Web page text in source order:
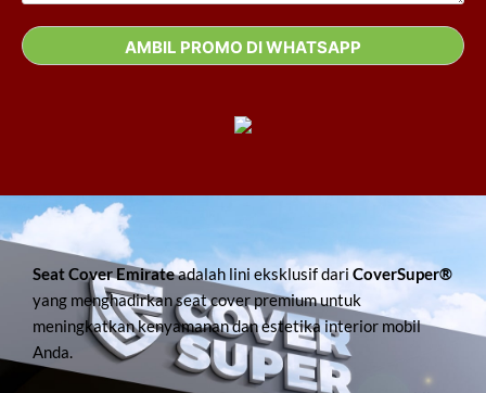
Seat Cover Emirateadalah lini eksklusif dari CoverSuper®
yang menghadirkan seat cover premium untuk
meningkatkan kenyamanan dan estetika interior mobil
Anda.